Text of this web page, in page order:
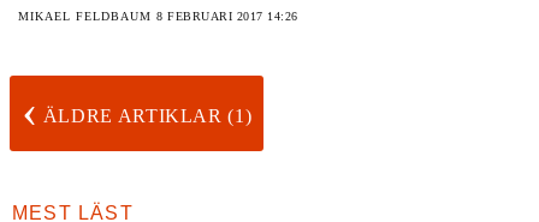
MIKAEL FELDBAUM 8 FEBRUARI 2017 14:26
‹ ÄLDRE ARTIKLAR (1)
MEST LÄST